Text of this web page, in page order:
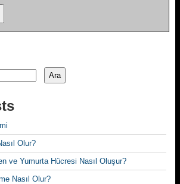
Ara
Olur?
ve Yumurta Hücresi Nasıl Oluşur?
Nasıl Olur?